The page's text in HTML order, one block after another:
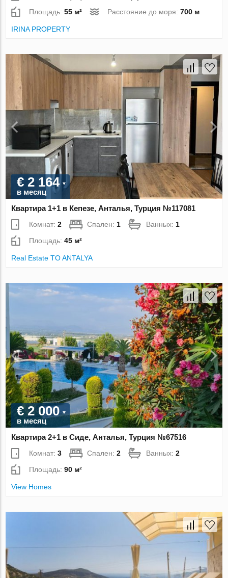
Площадь:55 м² Расстояние до моря:700 м
IRINA PROPERTY
€ 2 164
в месяц
Квартира 1+1 в Кепезе, Анталья, Турция №117081
Комнат:2 Спален: 1 Ванных: 1
Площадь:45 м²
Real Estate TO ANTALYA
€ 2 000
в месяц
Квартира 2+1 в Сиде, Анталья, Турция №67516
Комнат:3 Спален:2 Ванных:2
Площадь:90 м²
View Homes